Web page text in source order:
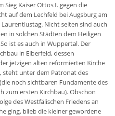
Sieg Kaiser Ottos I. gegen die
auf dem Lechfeld bei Augsburg am
Laurentiustag. Nicht selten sind auch
in solchen Städten dem Heiligen
ist es auch in Wuppertal. Der
in Elberfeld, dessen
jetzigen alten reformierten Kirche
steht unter dem Patronat des
noch sichtbaren Fundamente des
zum ersten Kirchbau). Obschon
des Westfälischen Friedens an
ging, blieb die kleiner gewordene